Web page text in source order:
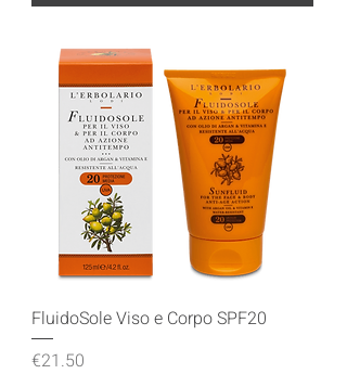
FluidoSole Viso e Corpo SPF20
Price
€21.50